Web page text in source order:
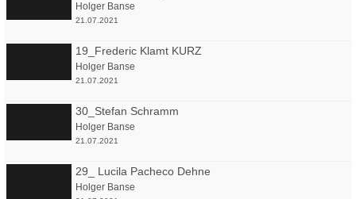
Holger Banse
21.07.2021
19_Frederic Klamt KURZ
Holger Banse
21.07.2021
30_Stefan Schramm
Holger Banse
21.07.2021
29_ Lucila Pacheco Dehne
Holger Banse